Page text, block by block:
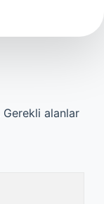
Gerekli alanlar